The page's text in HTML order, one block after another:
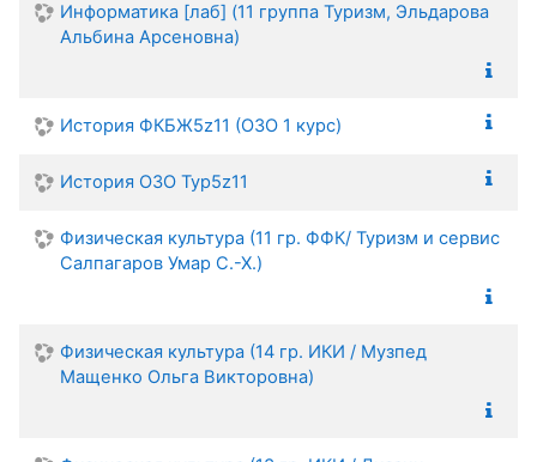
Информатика [лаб] (11 группа Туризм, Эльдарова
Альбина Арсеновна)
История ФКБЖ5z11 (ОЗО 1 курс)
История ОЗО Тур5z11
Физическая культура (11 гр. ФФК/ Туризм и сервис
Салпагаров Умар С.-Х.)
Физическая культура (14 гр. ИКИ / Музпед
Мащенко Ольга Викторовна)